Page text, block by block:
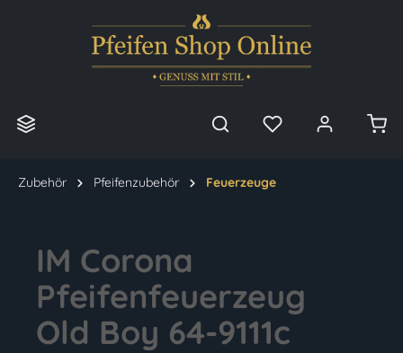
Zubehör Pfeifenzubehör Feuerzeuge
IM Corona
Pfeifenfeuerzeug
Old Boy 64-9111c